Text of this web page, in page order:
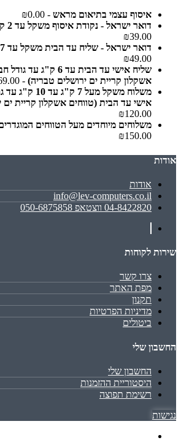
איסוף עצמי בתיאום מראש - ₪0.00
דואר ישראל - נקודת איסוף משקל עד 2 ק"ג גודל עד 30*30
₪39.00
דואר ישראל - שליח עד הבית משקל עד 7 ק"ג גודל עד 30*30
₪49.00
אשקלון קריית ים ירושלים טבריה) - ₪69.00
אישי עד הבית (טווחים אשקלון קריית ים
₪120.00
משלוחים מיוחדים מעל הטווחים
₪150.00
אודות
אודות
info@lev-computers.co.il
04-8422820 ווצטאפ 050-6875858
שירות לקוחות
צרו קשר
מפת האתר
תקנון
מדיניות הפרטיות
ביטולים
החשבון שלי
החשבון שלי
היסטוריית ההזמנות
רשימת תפוצה
נגישות